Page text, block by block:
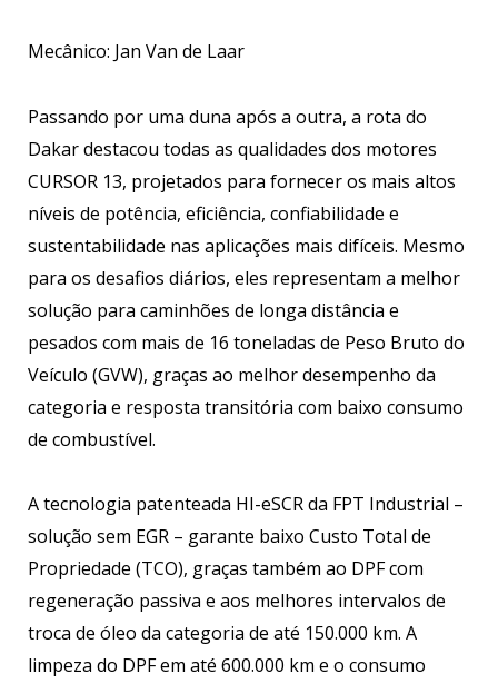
Mecânico: Jan Van de Laar
Passando por uma duna após a outra, a rota do
Dakar destacou todas as qualidades dos motores
CURSOR 13, projetados para fornecer os mais altos
níveis de potência, eficiência, confiabilidade e
sustentabilidade nas aplicações mais difíceis. Mesmo
para os desafios diários, eles representam a melhor
solução para caminhões de longa distância e
pesados com mais de 16 toneladas de Peso Bruto do
Veículo (GVW), graças ao melhor desempenho da
categoria e resposta transitória com baixo consumo
de combustível.
A tecnologia patenteada HI-eSCR da FPT Industrial –
solução sem EGR – garante baixo Custo Total de
Propriedade (TCO), graças também ao DPF com
regeneração passiva e aos melhores intervalos de
troca de óleo da categoria de até 150.000 km. A
limpeza do DPF em até 600.000 km e o consumo